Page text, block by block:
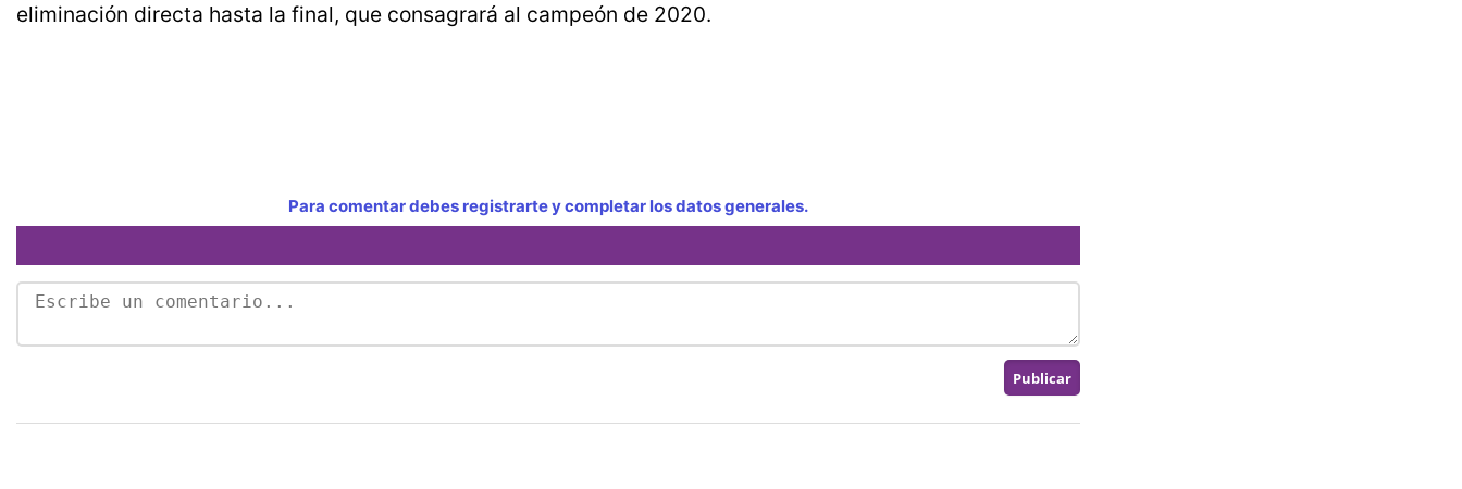
eliminación directa hasta la final, que consagrará al campeón de 2020.
Para comentar debes registrarte y completar los datos generales.